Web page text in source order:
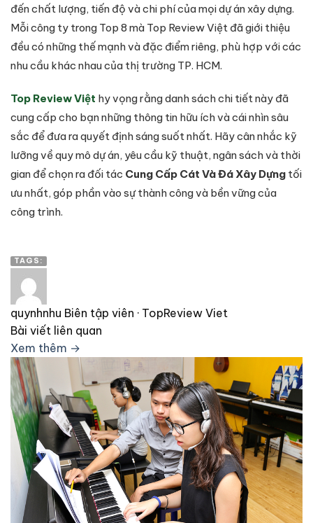
đến chất lượng, tiến độ và chi phí của mọi dự án xây dựng.
Mỗi công ty trong Top 8 mà Top Review Việt đã giới thiệu
đều có những thế mạnh và đặc điểm riêng, phù hợp với các
nhu cầu khác nhau của thị trường TP. HCM.
Top Review Việt hy vọng rằng danh sách chi tiết này đã
cung cấp cho bạn những thông tin hữu ích và cái nhìn sâu
sắc để đưa ra quyết định sáng suốt nhất. Hãy cân nhắc kỹ
lưỡng về quy mô dự án, yêu cầu kỹ thuật, ngân sách và thời
gian để chọn ra đối tác Cung Cấp Cát Và Đá Xây Dựng tối
ưu nhất, góp phần vào sự thành công và bền vững của
công trình.
TAGS:
quynhnhu Biên tập viên · TopReview Viet
Bài viết liên quan
Xem thêm →